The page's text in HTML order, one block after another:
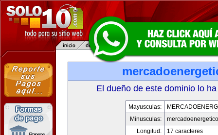
El dueño de este dominio lo
Mayusculas:
Minusculas:
Longitud:
17 caracteres